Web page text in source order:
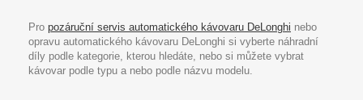
Pro pozáruční servis automatického kávovaru DeLonghi nebo
opravu automatického kávovaru DeLonghi si vyberte náhradní
díly podle kategorie, kterou hledáte, nebo si můžete vybrat
kávovar podle typu a nebo podle názvu modelu.